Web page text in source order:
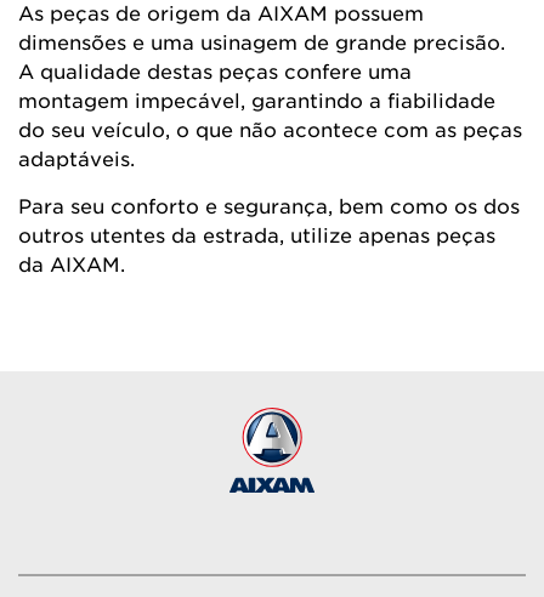
As peças de origem da AIXAM possuem
dimensões e uma usinagem de grande precisão.
A qualidade destas peças confere uma
montagem impecável, garantindo a fiabilidade
do seu veículo, o que não acontece com as peças
adaptáveis.
Para seu conforto e segurança, bem como os dos
outros utentes da estrada, utilize apenas peças
da AIXAM.